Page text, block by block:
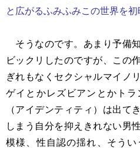
と広がるふみふみこの世界を初
そうなのです。あまり予備
ビックリしたのですが、この
ぎれもなくセクシャルマイノ
ゲイとかレズビアンとかト
（アイデンティティ）は出て
しまう自分を抑えきれない男
模様、性自認の揺れ、そう